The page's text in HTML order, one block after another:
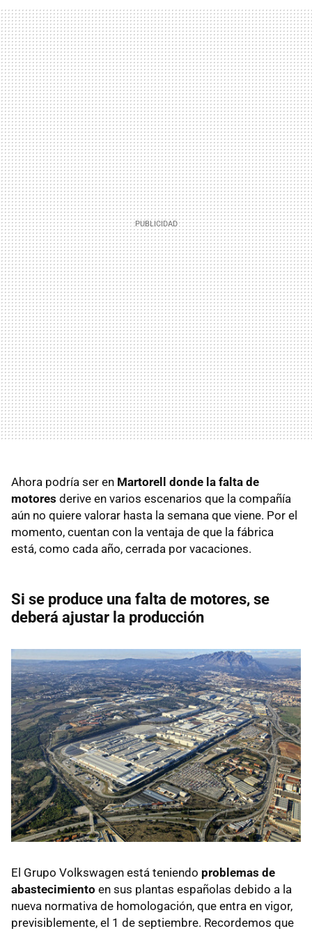
Ahora podría ser en Martorell donde la falta de
motores derive en varios escenarios que la compañía
aún no quiere valorar hasta la semana que viene. Por el
momento, cuentan con la ventaja de que la fábrica
está, como cada año, cerrada por vacaciones.
Si se produce una falta de motores, se
deberá ajustar la producción
El Grupo Volkswagen está teniendo problemas de
abastecimiento en sus plantas españolas debido a la
nueva normativa de homologación, que entra en vigor,
previsiblemente, el 1 de septiembre. Recordemos que